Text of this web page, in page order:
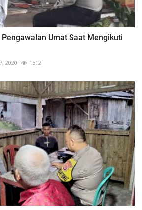
Umat Saat Mengikuti
2020 1512